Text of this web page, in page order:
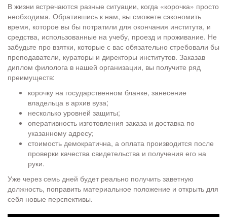
В жизни встречаются разные ситуации, когда «корочка» просто
необходима. Обратившись к нам, вы сможете сэкономить
время, которое вы бы потратили для окончания института, и
средства, использованные на учебу, проезд и проживание. Не
забудьте про взятки, которые с вас обязательно стребовали бы
преподаватели, кураторы и директоры институтов. Заказав
диплом филолога в нашей организации, вы получите ряд
преимуществ:
корочку на государственном бланке, занесение
владельца в архив вуза;
несколько уровней защиты;
оперативность изготовления заказа и доставка по
указанному адресу;
стоимость демократична, а оплата производится после
проверки качества свидетельства и получения его на
руки.
Уже через семь дней будет реально получить заветную
должность, поправить материальное положение и открыть для
себя новые перспективы.